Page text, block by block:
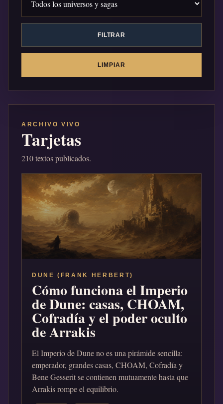
FILTRAR
LIMPIAR
ARCHIVO VIVO
Tarjetas
210 textos publicados.
DUNE (FRANK HERBERT)
Cómo funciona el Imperio
de Dune: casas, CHOAM,
Cofradía y el poder oculto
de Arrakis
El Imperio de Dune no es una pirámide sencilla:
emperador, grandes casas, CHOAM, Cofradía y
Bene Gesserit se contienen mutuamente hasta que
Arrakis rompe el equilibrio.